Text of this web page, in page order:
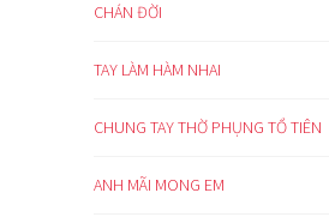
CHÁN ĐỜI
TAY LÀM HÀM NHAI
CHUNG TAY THỜ PHỤNG TỔ TIÊN
ANH MÃI MONG EM